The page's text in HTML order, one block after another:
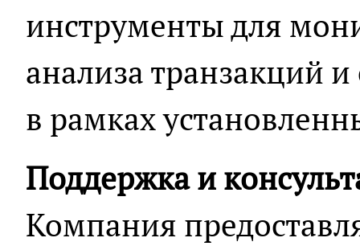
инструменты для
анализа транзакций
в рамках
Поддержка и
Компания